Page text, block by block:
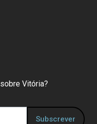
Vitória?
Subscrever